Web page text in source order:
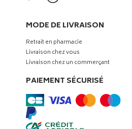
MODE DE LIVRAISON
Retrait en pharmacie
Livraison chez vous
Livraison chez un commerçant
PAIEMENT SÉCURISÉ